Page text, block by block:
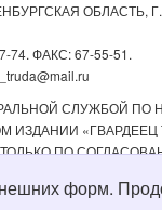
ОБЛАСТЬ,
ФАКС: 67-55-51.
СЛУЖБОЙ ПО
«ГВАРДЕЕЦ
ПО
форм.